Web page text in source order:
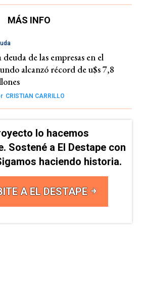
MÁS INFO
deuda de las empresas en el
alcanzó récord de u$s 7,8
CRISTIAN CARRILLO
lo hacemos
Sostené a El Destape con
haciendo historia.
A EL DESTAPE